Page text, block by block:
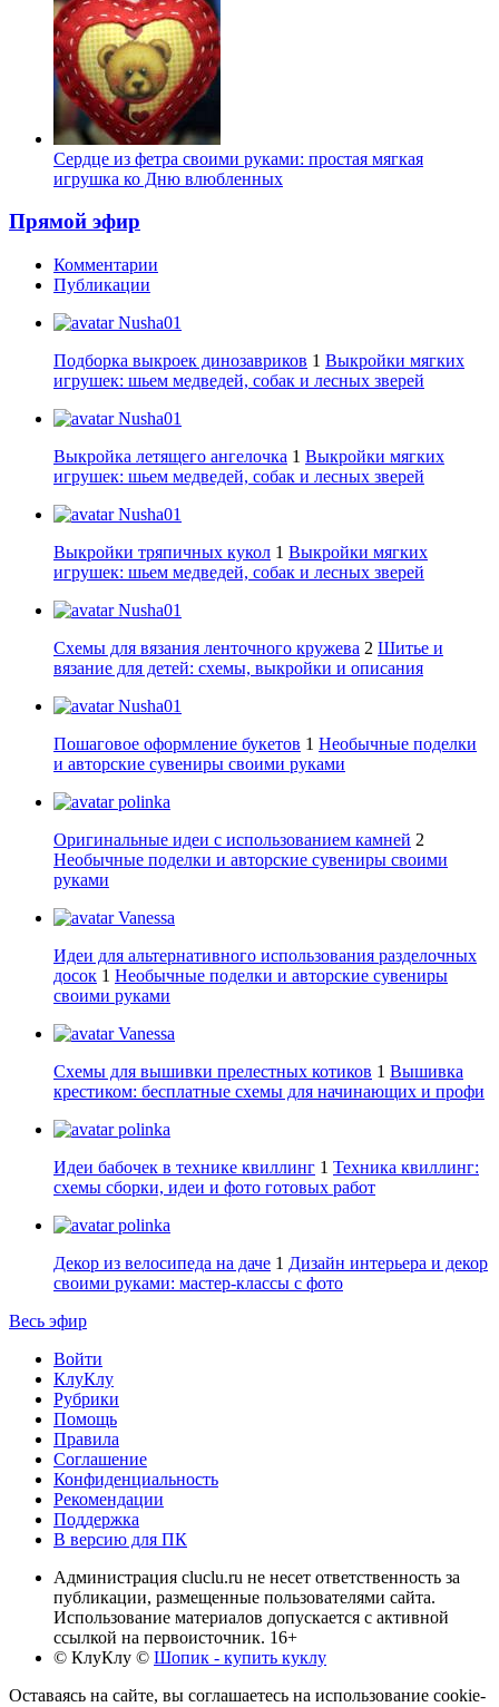
Сердце из фетра своими руками: простая мягкая
игрушка ко Дню влюбленных
Прямой эфир
Комментарии
Публикации
Nusha01
Подборка выкроек динозавриков 1 Выкройки мягких
игрушек: шьем медведей, собак и лесных зверей
Nusha01
Выкройка летящего ангелочка 1 Выкройки мягких
игрушек: шьем медведей, собак и лесных зверей
Nusha01
Выкройки тряпичных кукол 1 Выкройки мягких
игрушек: шьем медведей, собак и лесных зверей
Nusha01
Схемы для вязания ленточного кружева 2 Шитье и
вязание для детей: схемы, выкройки и описания
Nusha01
Пошаговое оформление букетов 1 Необычные поделки
и авторские сувениры своими руками
polinka
Оригинальные идеи с использованием камней 2
Необычные поделки и авторские сувениры своими
руками
Vanessa
Идеи для альтернативного использования разделочных
досок 1 Необычные поделки и авторские сувениры
своими руками
Vanessa
Схемы для вышивки прелестных котиков 1 Вышивка
крестиком: бесплатные схемы для начинающих и профи
polinka
Идеи бабочек в технике квиллинг 1 Техника квиллинг:
схемы сборки, идеи и фото готовых работ
polinka
Декор из велосипеда на даче 1 Дизайн интерьера и декор
своими руками: мастер-классы с фото
Весь эфир
Войти
КлуКлу
Рубрики
Помощь
Правила
Соглашение
Конфиденциальность
Рекомендации
Поддержка
В версию для ПК
Администрация cluclu.ru не несет ответственность за
публикации, размещенные пользователями сайта.
Использование материалов допускается с активной
ссылкой на первоисточник. 16+
© КлуКлу © Шопик - купить куклу
Оставаясь на сайте, вы соглашаетесь на использование cookie-